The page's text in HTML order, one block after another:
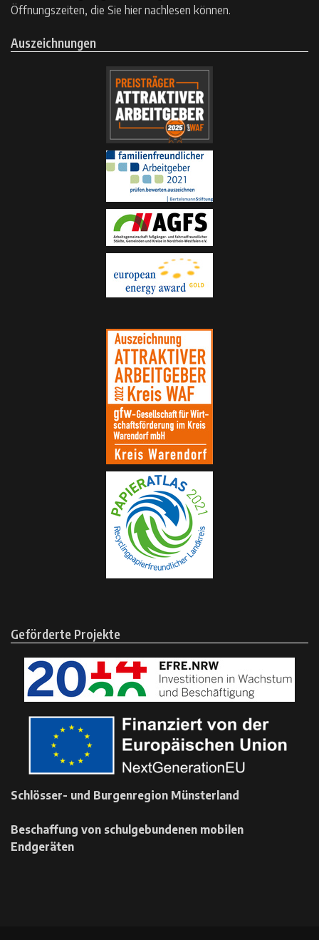
Öffnungszeiten, die Sie hier nachlesen können.
Auszeichnungen
Geförderte Projekte
Schlösser- und Burgenregion Münsterland
Beschaffung von schulgebundenen mobilen
Endgeräten